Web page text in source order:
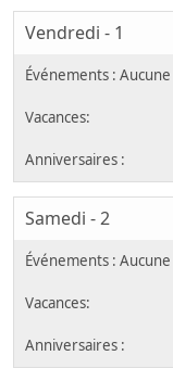
Vendredi - 1
Samedi - 2